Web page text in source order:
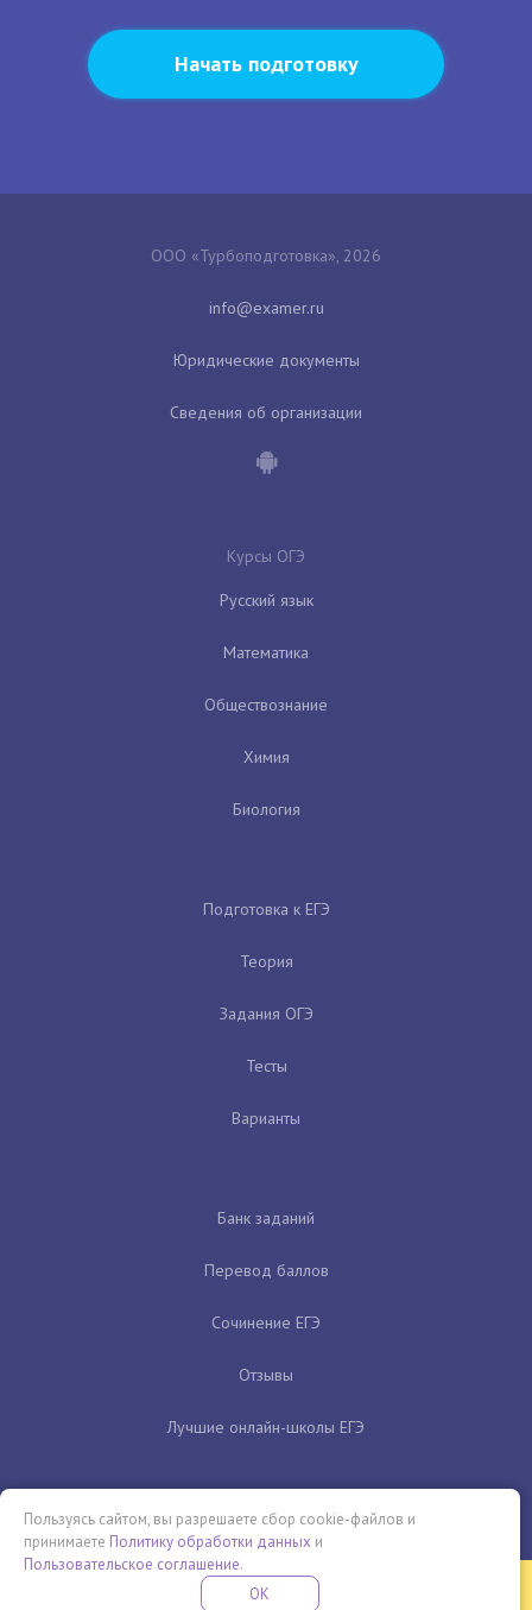
Начать подготовку
ООО «Турбоподготовка», 2026
Юридические документы
Сведения об организации
Курсы ОГЭ
Русский язык
Математика
Обществознание
Химия
Биология
Подготовка к ЕГЭ
Теория
Задания ОГЭ
Тесты
Варианты
Банк заданий
Перевод баллов
Сочинение ЕГЭ
Отзывы
Лучшие онлайн-школы ЕГЭ
Бесплатная летняя школа
Пользуясь сайтом, вы разрешаете сбор cookie-файлов и
принимаете Политику обработки данных и
Пользовательское соглашение.
OK